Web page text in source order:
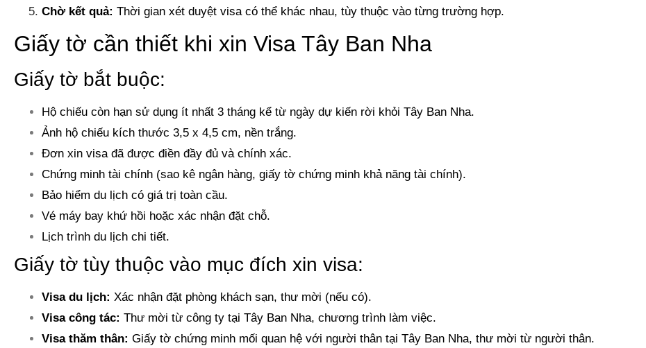
Chờ kết quả: Thời gian xét duyệt visa có thể khác nhau, tùy thuộc vào từng trường hợp.
Giấy tờ cần thiết khi xin Visa Tây Ban Nha
Giấy tờ bắt buộc:
Hộ chiếu còn hạn sử dụng ít nhất 3 tháng kể từ ngày dự kiến rời khỏi Tây Ban Nha.
Ảnh hộ chiếu kích thước 3,5 x 4,5 cm, nền trắng.
Đơn xin visa đã được điền đầy đủ và chính xác.
Chứng minh tài chính (sao kê ngân hàng, giấy tờ chứng minh khả năng tài chính).
Bảo hiểm du lịch có giá trị toàn cầu.
Vé máy bay khứ hồi hoặc xác nhận đặt chỗ.
Lịch trình du lịch chi tiết.
Giấy tờ tùy thuộc vào mục đích xin visa:
Visa du lịch: Xác nhận đặt phòng khách sạn, thư mời (nếu có).
Visa công tác: Thư mời từ công ty tại Tây Ban Nha, chương trình làm việc.
Visa thăm thân: Giấy tờ chứng minh mối quan hệ với người thân tại Tây Ban Nha, thư mời từ người thân.